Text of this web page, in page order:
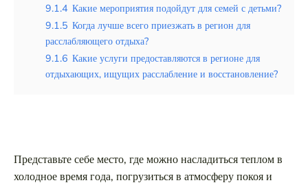
9.1.4 Какие мероприятия подойдут для семей с детьми?
9.1.5 Когда лучше всего приезжать в регион для
расслабляющего отдыха?
9.1.6 Какие услуги предоставляются в регионе для
отдыхающих, ищущих расслабление и восстановление?
Представьте себе место, где можно насладиться теплом в
холодное время года, погрузиться в атмосферу покоя и